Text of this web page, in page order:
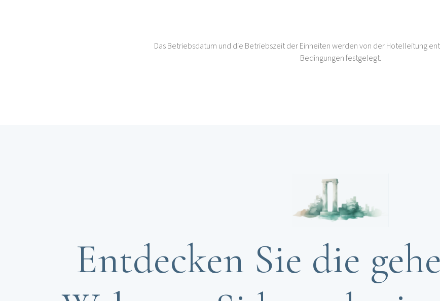
Das Betriebsdatum und die Betriebszeit der Einheiten werden von der Hotelleitung
Bedingungen festgelegt.
Entdecken Sie die